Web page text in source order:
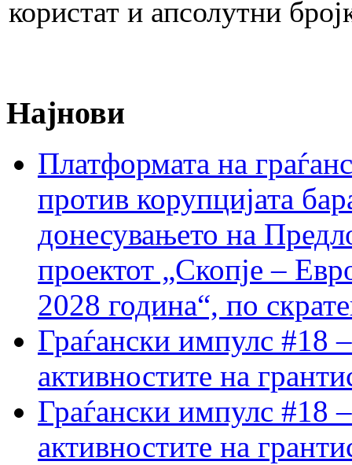
користат и апсолутни
Најнови
Платформата на
против корупцијата
донесувањето на
проектот „Скопје –
2028 година“, по
Граѓански импулс #18
активностите на
Граѓански импулс #18
активностите на